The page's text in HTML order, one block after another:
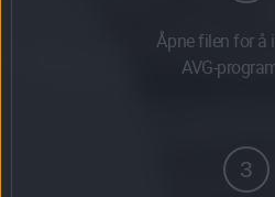
Åpne filen for å
AVG-
3